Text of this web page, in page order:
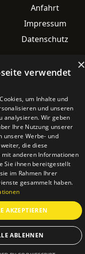
Anfahrt
Impressum
Datenschutz
Kontaktdaten
Lavesstraße 82
30159 Hannover
Email
info@mobile-4you.de
Telefon
+49 178 7043233
×
verwendet
um Inhalte und
und unseren
analysieren. Wir geben
Ihre Nutzung unserer
unsere Werbe- und
die diese
mit anderen Informationen
Sie ihnen bereitgestellt
im Rahmen Ihrer
gesammelt haben.
AKZEPTIEREN
ABLEHNEN